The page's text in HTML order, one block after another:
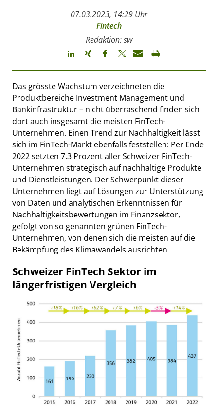
07.03.2023, 14:29 Uhr
Fintech
Redaktion: sw
Das grösste Wachstum verzeichneten die
Produktbereiche Investment Management und
Bankinfrastruktur – nicht überraschend finden sich
dort auch insgesamt die meisten FinTech-
Unternehmen. Einen Trend zur Nachhaltigkeit lässt
sich im FinTech-Markt ebenfalls feststellen: Per Ende
2022 setzten 7.3 Prozent aller Schweizer FinTech-
Unternehmen strategisch auf nachhaltige Produkte
und Dienstleistungen. Der Schwerpunkt dieser
Unternehmen liegt auf Lösungen zur Unterstützung
von Daten und analytischen Erkenntnissen für
Nachhaltigkeitsbewertungen im Finanzsektor,
gefolgt von so genannten grünen FinTech-
Unternehmen, von denen sich die meisten auf die
Bekämpfung des Klimawandels ausrichten.
Schweizer FinTech Sektor im
längerfristigen Vergleich